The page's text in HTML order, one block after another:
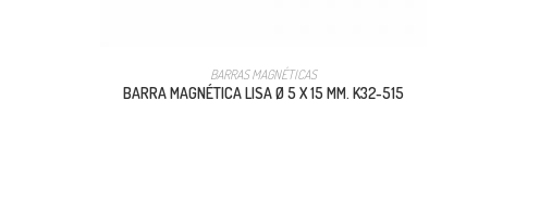
BARRAS MAGNÉTICAS
BARRA MAGNÉTICA LISA Ø 5 X 15 MM. K32-515